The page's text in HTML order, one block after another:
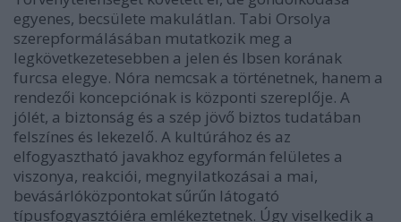
egyenes, becsülete makulátlan. Tabi Orsolya
szerepformálásában mutatkozik meg a
legkövetkezetesebben a jelen és Ibsen korának
furcsa elegye. Nóra nemcsak a történetnek, hanem a
rendezői koncepciónak is központi szereplője. A
jólét, a biztonság és a szép jövő biztos tudatában
felszínes és lekezelő. A kultúrához és az
elfogyasztható javakhoz egyformán felületes a
viszonya, reakciói, megnyilatkozásai a mai,
bevásárlóközpontokat sűrűn látogató
típusfogyasztóiéra emlékeztetnek. Úgy viselkedik a